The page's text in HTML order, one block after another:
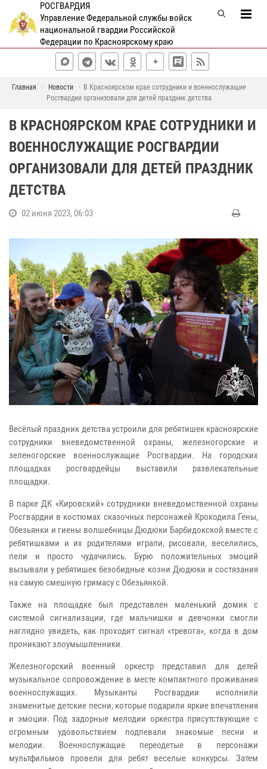
РОСГВАРДИЯ
Управление Федеральной службы войск
национальной гвардии Российской
Федерации по Красноярскому краю
Главная Новости
В Красноярском крае сотрудники и военнослужащие
Росгвардии организовали для детей праздник детства
В КРАСНОЯРСКОМ КРАЕ СОТРУДНИКИ И
ВОЕННОСЛУЖАЩИЕ РОСГВАРДИИ
ОРГАНИЗОВАЛИ ДЛЯ ДЕТЕЙ ПРАЗДНИК
ДЕТСТВА
02 июня 2023, 06:03
Весёлый праздник детства устроили для ребятишек красноярские
сотрудники вневедомственной охраны, железногорские и
зеленогорские военнослужащие Росгвардии. На городских
площадках росгвардейцы выставили развлекательные
площадки.
В парке ДК «Кировский» сотрудники вневедомственной охраны
Росгвардии в костюмах сказочных персонажей Крокодила Гены,
Обезьянки и гиены волшебницы Дюдюки Барбидокской вместе с
ребятишками и их родителями играли, рисовали, веселились,
пели и просто чудачились. Бурю положительных эмоций
вызывали у ребятишек безобидные козни Дюдюки и состязания
на самую смешную гримасу с Обезьянкой.
Также на площадке был представлен маленький домик с
системой сигнализации, где мальчишки и девчонки смогли
наглядно увидеть, как проходит сигнал «тревога», когда в дом
проникают злоумышленники.
Железногорский военный оркестр представил для детей
музыкальное сопровождение в месте компактного проживания
военнослужащих. Музыканты Росгвардии исполнили
знаменитые детские песни, которые подарили яркие впечатления
и эмоции. Под задорные мелодии оркестра присутствующие с
огромным удовольствием подпевали знакомые песни и
мелодии. Военнослужащие переодетые в персонажи
мультфильмов провели для ребят веселые конкурсы. Затем